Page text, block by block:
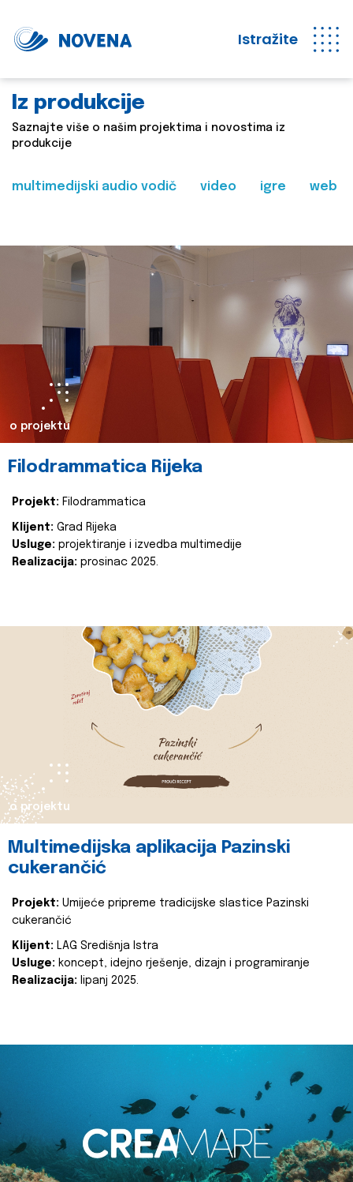
Istražite
Iz produkcije
Saznajte više o našim projektima i novostima iz
produkcije
multimedijski audio vodič video igre web
o projektu
Filodrammatica Rijeka
Projekt: Filodrammatica
Klijent: Grad Rijeka
Usluge: projektiranje i izvedba multimedije
Realizacija: prosinac 2025.
o projektu
Multimedijska aplikacija Pazinski
cukerančić
Projekt: Umijeće pripreme tradicijske slastice Pazinski
cukerančić
Klijent: LAG Središnja Istra
Usluge: koncept, idejno rješenje, dizajn i programiranje
Realizacija: lipanj 2025.